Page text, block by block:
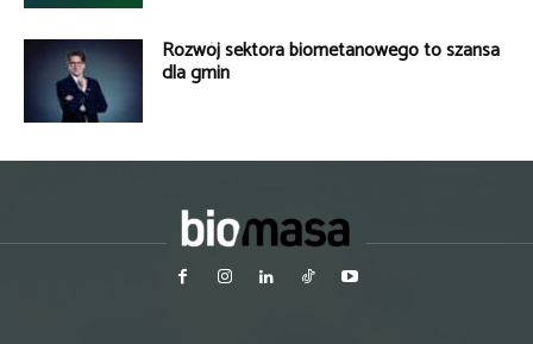
Rozwój sektora biometanowego to szansa
dla gmin